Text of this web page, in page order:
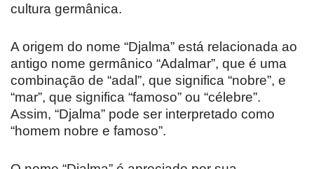
cultura germânica.
A origem do nome “Djalma” está relacionada ao
antigo nome germânico “Adalmar”, que é uma
combinação de “adal”, que significa “nobre”, e
“mar”, que significa “famoso” ou “célebre”.
Assim, “Djalma” pode ser interpretado como
“homem nobre e famoso”.